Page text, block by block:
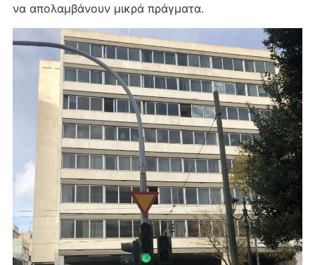
να απολαμβάνουν μικρά πράγματα.